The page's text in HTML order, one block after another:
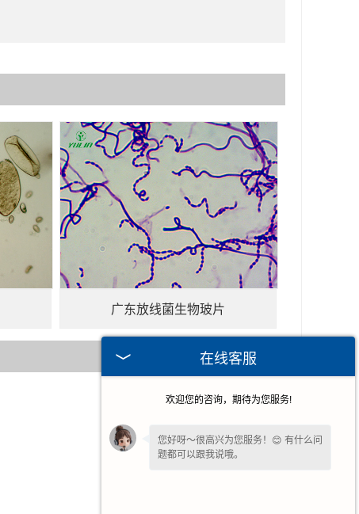
广东放线菌生物玻片
2026-07-30
在线客服
欢迎您的咨询，期待为您服务!
您好呀～很高兴为您服务！😊 有什么问
题都可以跟我说哦。